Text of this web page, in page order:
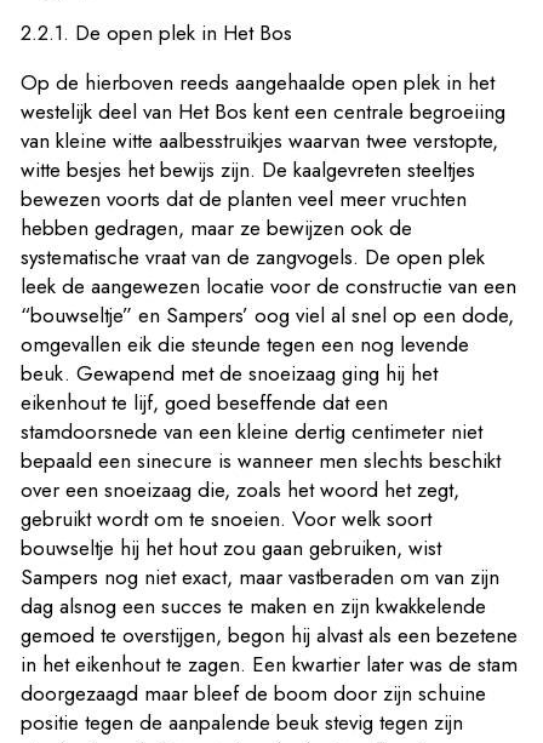
2.2.1. De open plek in Het Bos
Op de hierboven reeds aangehaalde open plek in het
westelijk deel van Het Bos kent een centrale begroeiing
van kleine witte aalbesstruikjes waarvan twee verstopte,
witte besjes het bewijs zijn. De kaalgevreten steeltjes
bewezen voorts dat de planten veel meer vruchten
hebben gedragen, maar ze bewijzen ook de
systematische vraat van de zangvogels. De open plek
leek de aangewezen locatie voor de constructie van een
“bouwseltje” en Sampers’ oog viel al snel op een dode,
omgevallen eik die steunde tegen een nog levende
beuk. Gewapend met de snoeizaag ging hij het
eikenhout te lijf, goed beseffende dat een
stamdoorsnede van een kleine dertig centimeter niet
bepaald een sinecure is wanneer men slechts beschikt
over een snoeizaag die, zoals het woord het zegt,
gebruikt wordt om te snoeien. Voor welk soort
bouwseltje hij het hout zou gaan gebruiken, wist
Sampers nog niet exact, maar vastberaden om van zijn
dag alsnog een succes te maken en zijn kwakkelende
gemoed te overstijgen, begon hij alvast als een bezetene
in het eikenhout te zagen. Een kwartier later was de stam
doorgezaagd maar bleef de boom door zijn schuine
positie tegen de aanpalende beuk stevig tegen zijn